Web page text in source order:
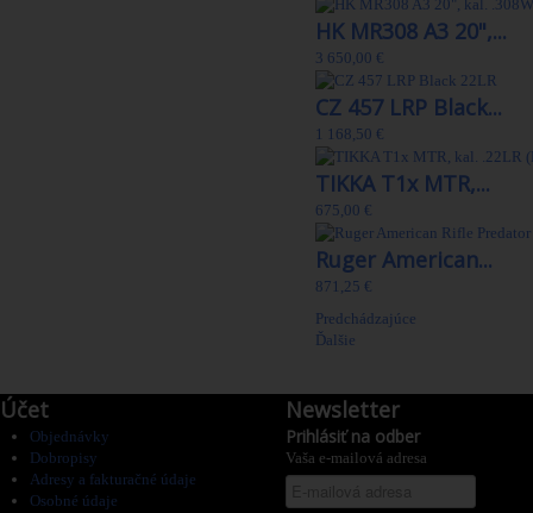
HK MR308 A3 20",...
3 650,00 €
CZ 457 LRP Black...
1 168,50 €
TIKKA T1x MTR,...
675,00 €
Ruger American...
871,25 €
Predchádzajúce
Ďalšie
Účet
Objednávky
Dobropisy
Adresy a fakturačné údaje
Osobné údaje
Newsletter
Prihlásiť na odber
Vaša e-mailová adresa